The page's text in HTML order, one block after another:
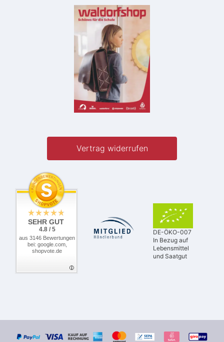
Vertrag widerrufen
SEHR GUT
4.8 / 5
aus 3146 Bewertungen
bei: google.com,
shopvote.de
DE-ÖKO-007
In Bezug auf
Lebensmittel
und Saatgut